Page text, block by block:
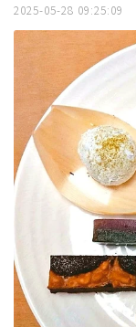
2025-05-28 09:25:09